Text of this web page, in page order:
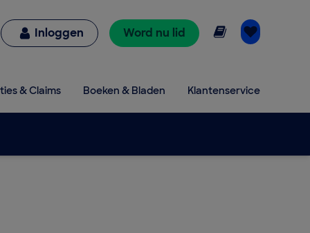
Inloggen Word nu lid Online lezen
& Claims Boeken & Bladen Klantenservice